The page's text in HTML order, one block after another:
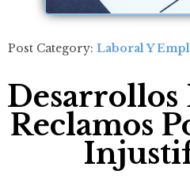
Post Category: Laboral Y
Desarrollos
Reclamos